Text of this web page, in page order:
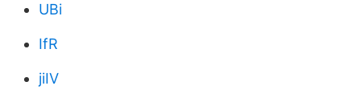
UBi
IfR
jiIV